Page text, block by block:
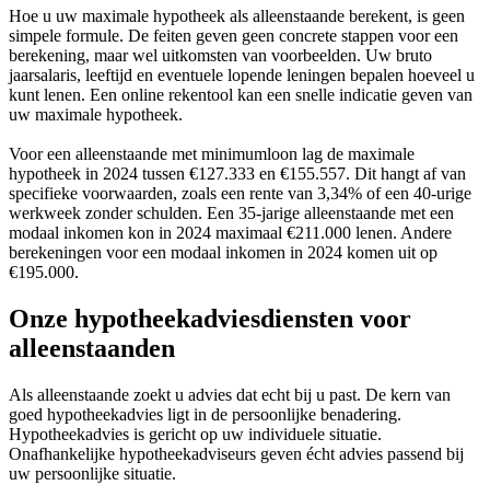
Hoe u uw maximale hypotheek als alleenstaande berekent, is geen
simpele formule. De feiten geven geen concrete stappen voor een
berekening, maar wel uitkomsten van voorbeelden. Uw bruto
jaarsalaris, leeftijd en eventuele lopende leningen bepalen hoeveel u
kunt lenen. Een online rekentool kan een snelle indicatie geven van
uw maximale hypotheek.
Voor een alleenstaande met minimumloon lag de maximale
hypotheek in 2024 tussen €127.333 en €155.557. Dit hangt af van
specifieke voorwaarden, zoals een rente van 3,34% of een 40-urige
werkweek zonder schulden. Een 35-jarige alleenstaande met een
modaal inkomen kon in 2024 maximaal €211.000 lenen. Andere
berekeningen voor een modaal inkomen in 2024 komen uit op
€195.000.
Onze hypotheekadviesdiensten voor
alleenstaanden
Als alleenstaande zoekt u advies dat echt bij u past. De kern van
goed hypotheekadvies ligt in de persoonlijke benadering.
Hypotheekadvies is gericht op uw individuele situatie.
Onafhankelijke hypotheekadviseurs geven écht advies passend bij
uw persoonlijke situatie.